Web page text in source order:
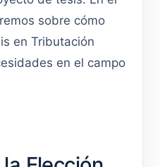
sobre cómo
en Tributación
en el campo